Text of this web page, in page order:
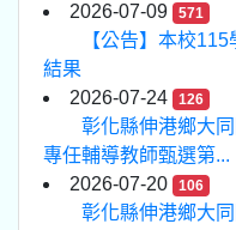
2026-07-09 571
【公告】本校
結果
2026-07-24
126
彰化縣伸港鄉大
專任輔導教師甄選第...
2026-07-20
106
彰化縣伸港鄉大